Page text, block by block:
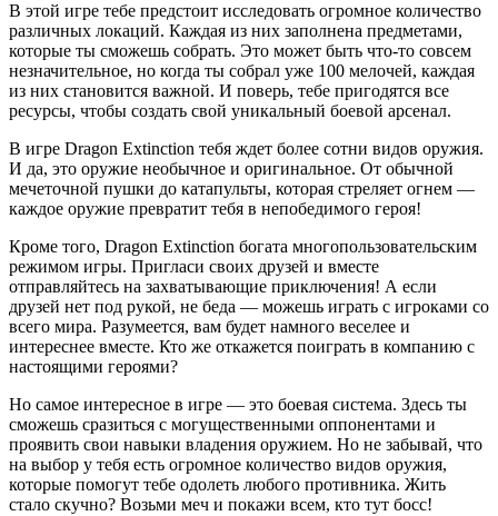
В этой игре тебе предстоит исследовать огромное количество
различных локаций. Каждая из них заполнена предметами,
которые ты сможешь собрать. Это может быть что-то совсем
незначительное, но когда ты собрал уже 100 мелочей, каждая
из них становится важной. И поверь, тебе пригодятся все
ресурсы, чтобы создать свой уникальный боевой арсенал.
В игре Dragon Extinction тебя ждет более сотни видов оружия.
И да, это оружие необычное и оригинальное. От обычной
мечеточной пушки до катапульты, которая стреляет огнем —
каждое оружие превратит тебя в непобедимого героя!
Кроме того, Dragon Extinction богата многопользовательским
режимом игры. Пригласи своих друзей и вместе
отправляйтесь на захватывающие приключения! А если
друзей нет под рукой, не беда — можешь играть с игроками со
всего мира. Разумеется, вам будет намного веселее и
интереснее вместе. Кто же откажется поиграть в компанию с
настоящими героями?
Но самое интересное в игре — это боевая система. Здесь ты
сможешь сразиться с могущественными оппонентами и
проявить свои навыки владения оружием. Но не забывай, что
на выбор у тебя есть огромное количество видов оружия,
которые помогут тебе одолеть любого противника. Жить
стало скучно? Возьми меч и покажи всем, кто тут босс!